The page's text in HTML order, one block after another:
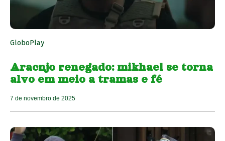
GloboPlay
Aracnjo renegado: mikhael se torna
alvo em meio a tramas e fé
7 de novembro de 2025